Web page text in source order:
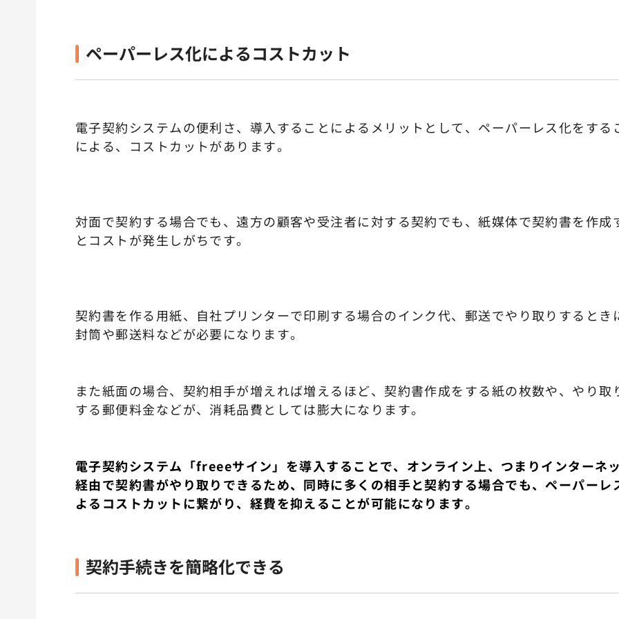
ペーパーレス化によるコストカット
電子契約システムの便利さ、導入することによるメリットとして、ペーパーレス化をする
による、コストカットがあります。
対面で契約する場合でも、遠方の顧客や受注者に対する契約でも、紙媒体で契約書を作成
とコストが発生しがちです。
契約書を作る用紙、自社プリンターで印刷する場合のインク代、郵送でやり取りするとき
封筒や郵送料などが必要になります。
また紙面の場合、契約相手が増えれば増えるほど、契約書作成をする紙の枚数や、やり取
する郵便料金などが、消耗品費としては膨大になります。
電子契約システム「freeeサイン」を導入することで、オンライン上、つまりインターネ
経由で契約書がやり取りできるため、同時に多くの相手と契約する場合でも、ペーパーレ
よるコストカットに繋がり、経費を抑えることが可能になります。
契約手続きを簡略化できる